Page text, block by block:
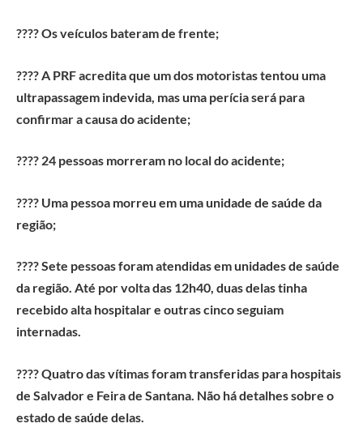
???? Os veículos bateram de frente;
???? A PRF acredita que um dos motoristas tentou uma
ultrapassagem indevida, mas uma perícia será para
confirmar a causa do acidente;
???? 24 pessoas morreram no local do acidente;
???? Uma pessoa morreu em uma unidade de saúde da
região;
???? Sete pessoas foram atendidas em unidades de saúde
da região. Até por volta das 12h40, duas delas tinha
recebido alta hospitalar e outras cinco seguiam
internadas.
???? Quatro das vítimas foram transferidas para hospitais
de Salvador e Feira de Santana. Não há detalhes sobre o
estado de saúde delas.